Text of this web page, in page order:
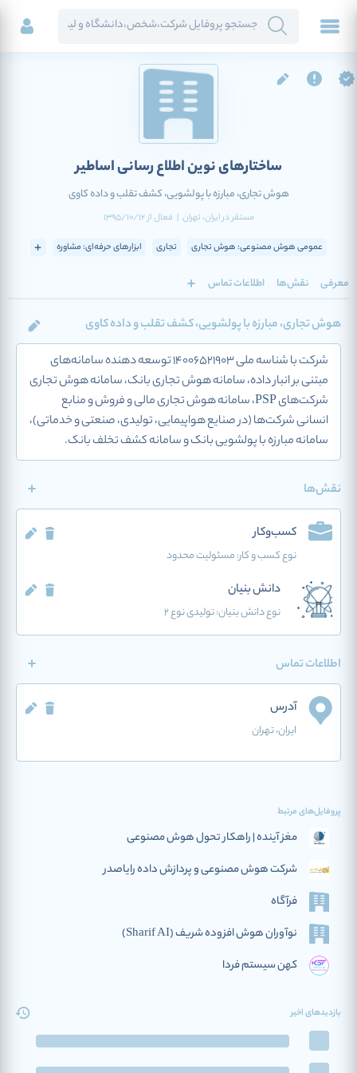
ساختارهای نوین اطلاع رسانی اساطیر
هوش تجاری، مبارزه با پولشویی، کشف تقلب و داده کاوی
مستقر درایران، تهران | فعالاز1395/10/12
عمومی هوش مصنوعی: هوش تجاری تجاری ابزارهای حرفه‌ای: مشاوره
معرفی نقش‌ها اطلاعات تماس
هوش تجاری، مبارزه با پولشویی، کشف تقلب و داده کاوی
شرکت با شناسه ملی 14006521903 توسعه دهنده سامانه‌های
مبتنی بر انبار داده، سامانه هوش تجاری بانک، سامانه هوش تجاری
شرکت‌های PSP، سامانه هوش تجاری مالی و فروش و منابع
انسانی شرکت‌ها (در صنایع هواپیمایی، تولیدی، صنعتی و خدماتی)،
سامانه مبارزه با پولشویی بانک و سامانه کشف تخلف بانک.
نقش‌ها
کسب‌وکار
نوع کسب و کار:مسئولیت محدود
دانش بنیان
نوع دانش بنیان: تولیدی نوع 2
اطلاعات تماس
آدرس
ایران، تهران
پروفایل‌های مرتبط
مغز آینده | راهکار تحول هوش مصنوعی
شرکت هوش مصنوعی و پردازش داده رایاصدر
فرآگاه
نوآوران هوش افزوده‌ شریف (Sharif AI)
کهن سیستم فردا
بازدیدهای اخیر